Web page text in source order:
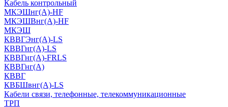
Кабель контрольный
МКЭШнг(A)-HF
МКЭШВнг(А)-HF
МКЭШ
КВВГЭнг(А)-LS
КВВГнг(А)-LS
КВВГнг(А)-FRLS
КВВГнг(А)
КВВГ
КВБШвнг(А)-LS
Кабели связи, телефонные, телекоммуникационные
ТРП